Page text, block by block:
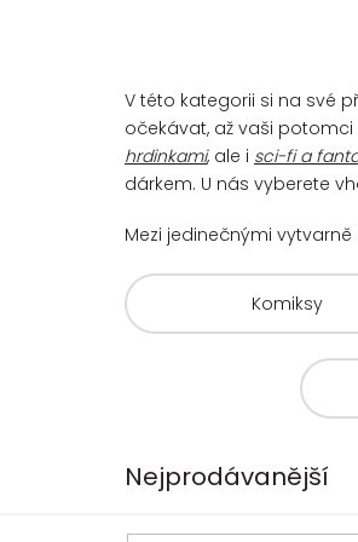
V této kategorii si na své
očekávat, až vaši
hrdinkami, ale i sci-fi a
dárkem. U nás vyberete
Mezi jedinečnými
Komiksy
Nejprodávanější